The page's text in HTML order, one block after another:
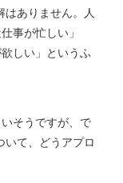
ありません。人
事が忙しい」
しい」というふ
そうですが、で
いて、どうアプロ